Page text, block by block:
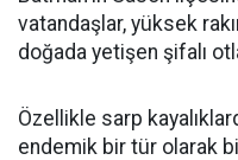
vatandaşlar, yüksek
doğada yetişen şifalı
Özellikle sarp
endemik bir tür olarak